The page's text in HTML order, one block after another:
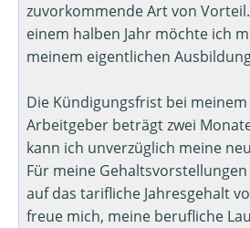
zuvorkommende Art von
einem halben Jahr möchte ich
meinem eigentlichen
Die Kündigungsfrist bei
Arbeitgeber beträgt zwei
kann ich unverzüglich meine
Für meine
auf das tarifliche Jahresgehalt
freue mich, meine berufliche